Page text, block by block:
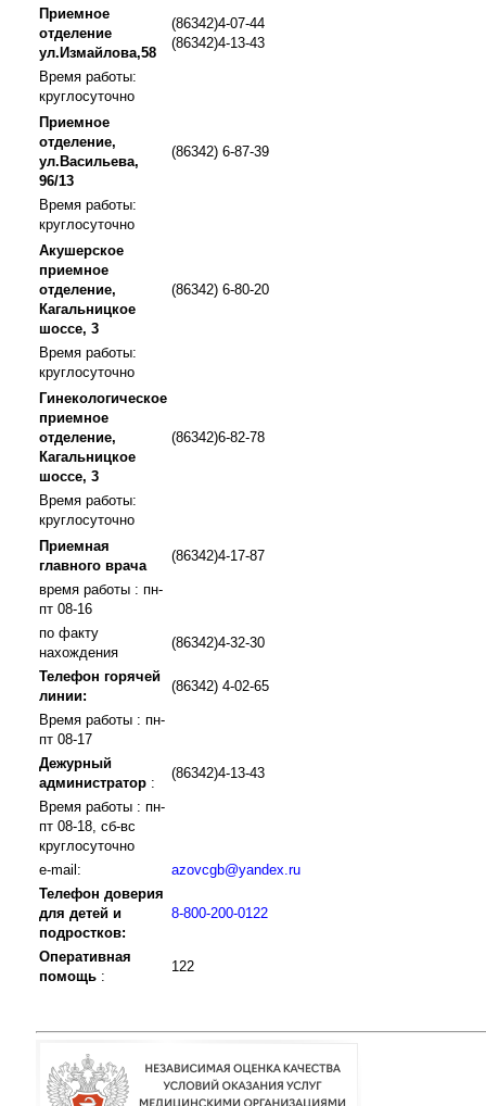
Приемное
отделение
ул.Измайлова,58
(86342)4-07-44
(86342)4-13-43
Время работы:
круглосуточно
Приемное
отделение,
ул.Васильева,
96/13
(86342) 6-87-39
Время работы:
круглосуточно
Акушерское
приемное
отделение,
Кагальницкое
шоссе, 3
(86342) 6-80-20
Время работы:
круглосуточно
Гинекологическое
приемное
отделение,
Кагальницкое
шоссе, 3
(86342)6-82-78
Время работы:
круглосуточно
Приемная
главного врача
(86342)4-17-87
время работы : пн-
пт 08-16
по факту
нахождения
(86342)4-32-30
Телефон горячей
линии:
(86342) 4-02-65
Время работы : пн-
пт 08-17
Дежурный
администратор :
(86342)4-13-43
Время работы : пн-
пт 08-18, сб-вс
круглосуточно
e-mail:
azovcgb@yandex.ru
Телефон доверия
для детей и
подростков:
8-800-200-0122
Оперативная
помощь :
122